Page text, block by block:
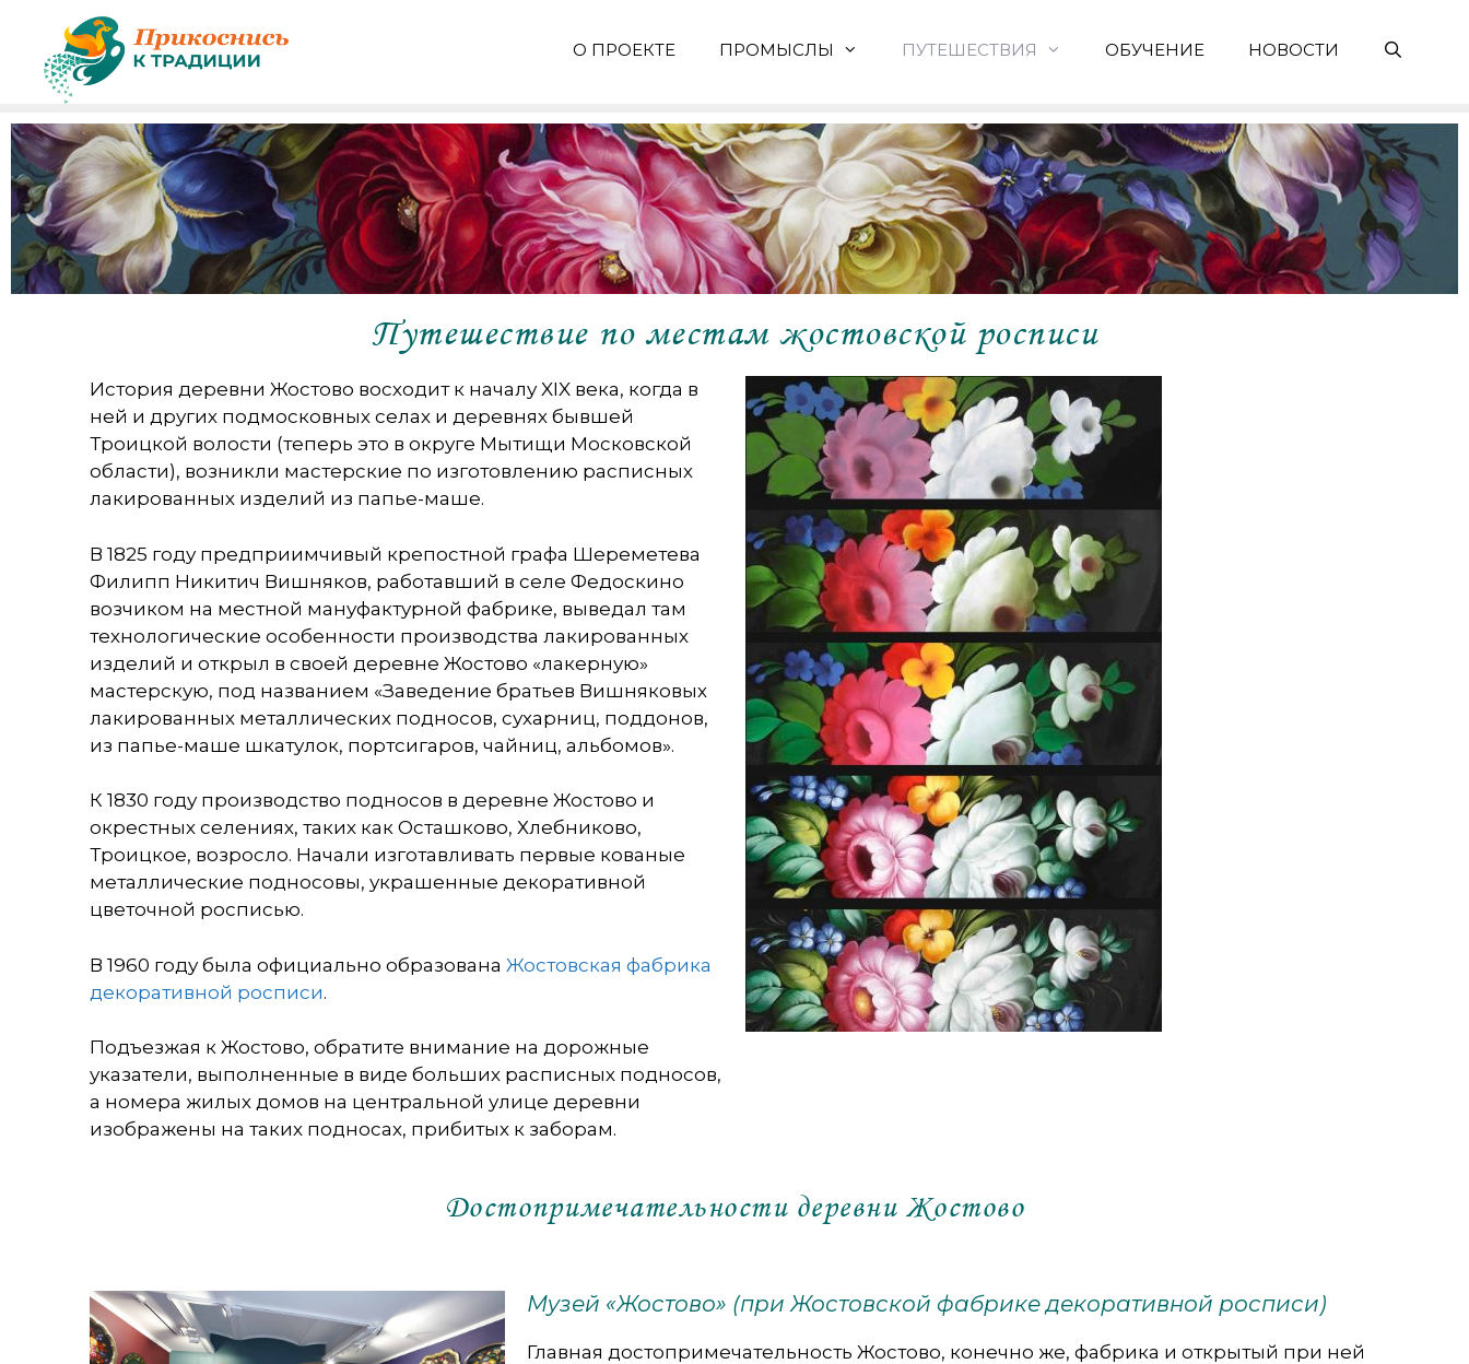
О ПРОЕКТЕ ПРОМЫСЛЫ ПУТЕШЕСТВИЯ ОБУЧЕНИЕ НОВОСТИ
Путешествие по местам жостовской росписи
История деревни Жостово восходит к началу XIX века, когда в
ней и других подмосковных селах и деревнях бывшей
Троицкой волости (теперь это в округе Мытищи Московской
области), возникли мастерские по изготовлению расписных
лакированных изделий из папье-маше.
В 1825 году предприимчивый крепостной графа Шереметева
Филипп Никитич Вишняков, работавший в селе Федоскино
возчиком на местной мануфактурной фабрике, выведал там
технологические особенности производства лакированных
изделий и открыл в своей деревне Жостово «лакерную»
мастерскую, под названием «Заведение братьев Вишняковых
лакированных металлических подносов, сухарниц, поддонов,
из папье-маше шкатулок, портсигаров, чайниц, альбомов».
К 1830 году производство подносов в деревне Жостово и
окрестных селениях, таких как Осташково, Хлебниково,
Троицкое, возросло. Начали изготавливать первые кованые
металлические подносовы, украшенные декоративной
цветочной росписью.
В 1960 году была официально образована Жостовская фабрика
декоративной росписи.
Подъезжая к Жостово, обратите внимание на дорожные
указатели, выполненные в виде больших расписных подносов,
а номера жилых домов на центральной улице деревни
изображены на таких подносах, прибитых к заборам.
Достопримечательности деревни Жостово
Музей «Жостово» (при Жостовской фабрике декоративной росписи)
Главная достопримечательность Жостово, конечно же, фабрика и открытый при ней